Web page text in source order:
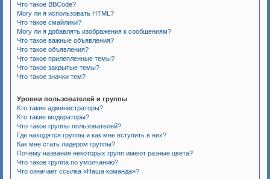
Что такое BBCode?
Могу ли я использовать HTML?
Что такое смайлики?
Могу ли я добавлять изображения к сообщениям?
Что такое важные объявления?
Что такое объявления?
Что такое прилепленные темы?
Что такое закрытые темы?
Что такое значки тем?
Уровни пользователей и группы
Кто такие администраторы?
Кто такие модераторы?
Что такое группы пользователей?
Где находятся группы и как мне вступить в них?
Как мне стать лидером группы?
Почему названия некоторых групп имеют разные цвета?
Что такое группа по умолчанию?
Что означает ссылка «Наша команда»?